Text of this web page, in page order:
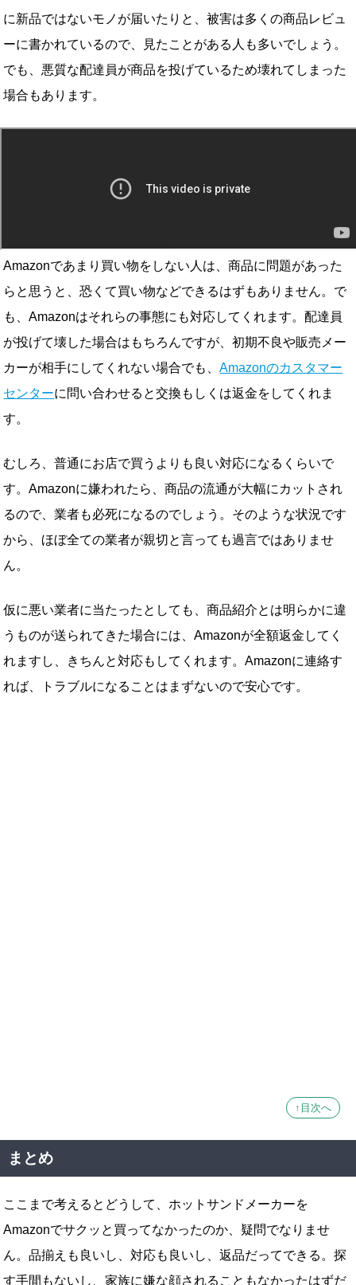
に新品ではないモノが届いたりと、被害は多くの商品レビュ
ーに書かれているので、見たことがある人も多いでしょう。
でも、悪質な配達員が商品を投げているため壊れてしまった
場合もあります。
Amazonであまり買い物をしない人は、商品に問題があった
らと思うと、恐くて買い物などできるはずもありません。で
も、Amazonはそれらの事態にも対応してくれます。配達員
が投げて壊した場合はもちろんですが、初期不良や販売メー
カーが相手にしてくれない場合でも、Amazonのカスタマー
センターに問い合わせると交換もしくは返金をしてくれま
す。
むしろ、普通にお店で買うよりも良い対応になるくらいで
す。Amazonに嫌われたら、商品の流通が大幅にカットされ
るので、業者も必死になるのでしょう。そのような状況です
から、ほぼ全ての業者が親切と言っても過言ではありませ
ん。
仮に悪い業者に当たったとしても、商品紹介とは明らかに違
うものが送られてきた場合には、Amazonが全額返金してく
れますし、きちんと対応もしてくれます。Amazonに連絡す
れば、トラブルになることはまずないので安心です。
↑目次へ
まとめ
ここまで考えるとどうして、ホットサンドメーカーを
Amazonでサクッと買ってなかったのか、疑問でなりませ
ん。品揃えも良いし、対応も良いし、返品だってできる。探
す手間もないし、家族に嫌な顔されることもなかったはずだ